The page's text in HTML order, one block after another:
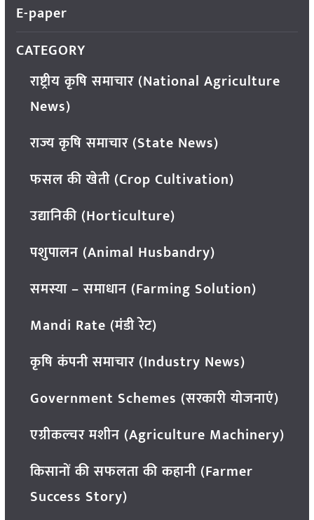
E-paper
CATEGORY
राष्ट्रीय कृषि समाचार (National Agriculture
News)
राज्य कृषि समाचार (State News)
फसल की खेती (Crop Cultivation)
उद्यानिकी (Horticulture)
पशुपालन (Animal Husbandry)
समस्या – समाधान (Farming Solution)
Mandi Rate (मंडी रेट)
कृषि कंपनी समाचार (Industry News)
Government Schemes (सरकारी योजनाएं)
एग्रीकल्चर मशीन (Agriculture Machinery)
किसानों की सफलता की कहानी (Farmer
Success Story)